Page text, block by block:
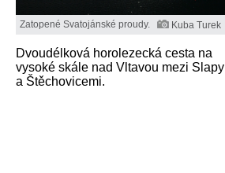
Zatopené Svatojánské proudy. Kuba Turek
Dvoudélková horolezecká cesta na
vysoké skále nad Vltavou mezi Slapy
a Štěchovicemi.